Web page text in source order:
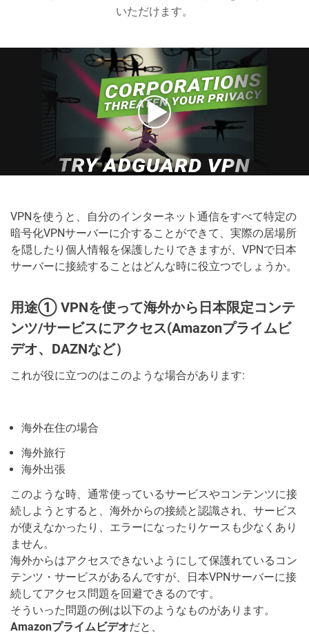
いただけます。
VPNを使うと、自分のインターネット通信をすべて特定の
暗号化VPNサーバーに介することができて、実際の居場所
を隠したり個人情報を保護したりできますが、VPNで日本
サーバーに接続することはどんな時に役立つでしょうか。
用途① VPNを使って海外から日本限定コンテ
ンツ/サービスにアクセス(Amazonプライムビ
デオ、DAZNなど）
これが役に立つのはこのような場合があります:
海外在住の場合
海外旅行
海外出張
このような時、通常使っているサービスやコンテンツに接
続しようとすると、海外からの接続と認識され、サービス
が使えなかったり、エラーになったりケースも少なくあり
ません。
海外からはアクセスできないようにして保護れているコン
テンツ・サービスがあるんですが、日本VPNサーバーに接
続してアクセス問題を回避できるのです。
そういった問題の例は以下のようなものがあります。
Amazonプライムビデオだと、